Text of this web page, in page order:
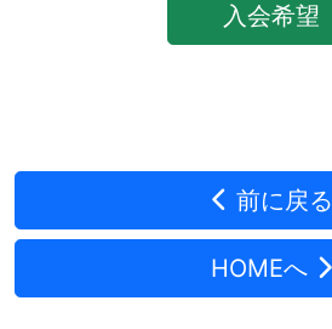
入会希望
前に戻る
HOMEへ